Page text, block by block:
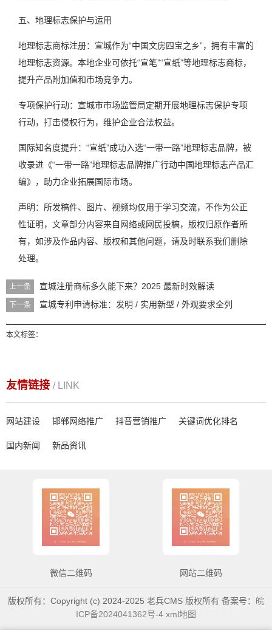
五、地理标志保护与运用
地理标志商标注册：宣城作为“中国文房四宝之乡”，拥有丰富的
地理标志资源。本地企业可依托“宣笔”“宣纸”等地理标志商标，
提升产品附加值和市场竞争力。
专项保护行动：宣城市市场监管局定期开展地理标志保护专项
行动，打击侵权行为，维护企业合法权益。
国际知名度提升：“宣纸”成功入选“一带一路”地理标志品牌，被
收录进《“一带一路”地理标志品牌推广行动中国地理标志产品汇
编》，助力企业拓展国际市场。
声明：所发稿件、图片、视频均仅用于学习交流，不作为公正
性证明，文章部分内容来自网络或网民投稿，版权归原作者所
有，如涉及作品内容、版权和其他问题，请及时联系我们删除
处理。
上一条 宣城注册商标多久能下来？2025 最新时效解读
下一条 宣城专利申请标准：发明 / 实用新型 / 外观要求全列
本文标签：
友情链接 / LINK
网站建设 邯郸网络推广 抖音营销推广 关键词优化排名
国内新闻 新品资讯
微信二维码 网站二维码
版权所有：Copyright (c) 2024-2025 老兵CMS 版权所有 备案号： 皖
ICP备2024041362号-4 xml地图